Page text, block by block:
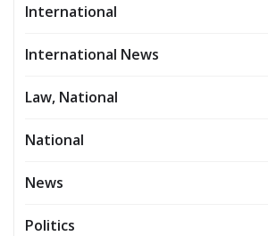
International
International News
Law, National
National
News
Politics